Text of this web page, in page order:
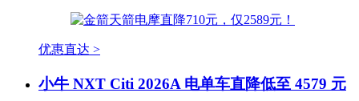
优惠直达 >
小牛 NXT Citi 2026A 电单车直降低至 4579 元